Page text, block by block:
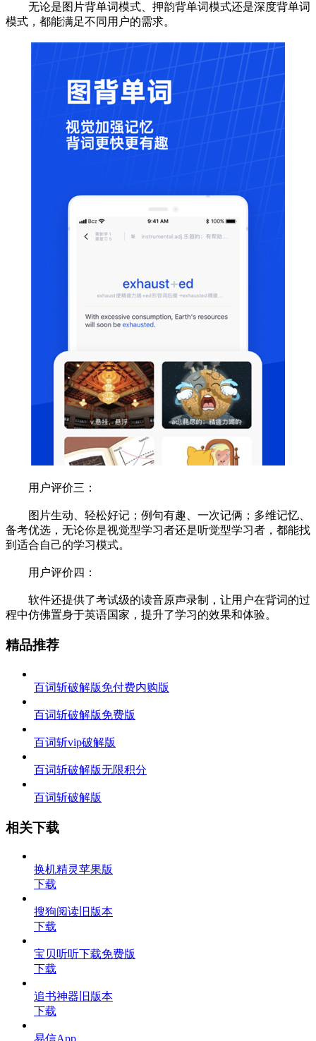
无论是图片背单词模式、押韵背单词模式还是深度背单词
模式，都能满足不同用户的需求。
用户评价三：
图片生动、轻松好记；例句有趣、一次记俩；多维记忆、
备考优选，无论你是视觉型学习者还是听觉型学习者，都能找
到适合自己的学习模式。
用户评价四：
软件还提供了考试级的读音原声录制，让用户在背词的过
程中仿佛置身于英语国家，提升了学习的效果和体验。
精品推荐
百词斩破解版免付费内购版
百词斩破解版免费版
百词斩vip破解版
百词斩破解版无限积分
百词斩破解版
相关下载
换机精灵苹果版
下载
搜狗阅读旧版本
下载
宝贝听听下载免费版
下载
追书神器旧版本
下载